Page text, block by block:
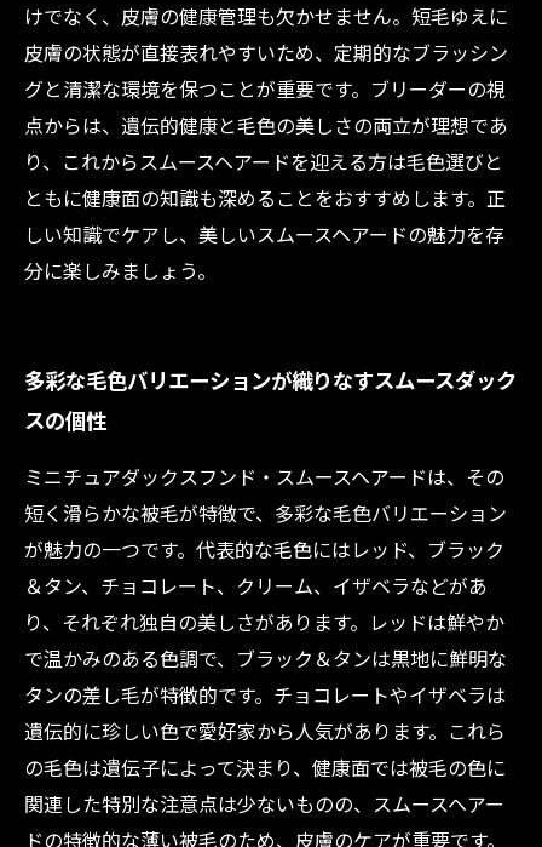
けでなく、皮膚の健康管理も欠かせません。短毛ゆえに
皮膚の状態が直接表れやすいため、定期的なブラッシン
グと清潔な環境を保つことが重要です。ブリーダーの視
点からは、遺伝的健康と毛色の美しさの両立が理想であ
り、これからスムースヘアードを迎える方は毛色選びと
ともに健康面の知識も深めることをおすすめします。正
しい知識でケアし、美しいスムースヘアードの魅力を存
分に楽しみましょう。
多彩な毛色バリエーションが織りなすスムースダック
スの個性
ミニチュアダックスフンド・スムースヘアードは、その
短く滑らかな被毛が特徴で、多彩な毛色バリエーション
が魅力の一つです。代表的な毛色にはレッド、ブラック
＆タン、チョコレート、クリーム、イザベラなどがあ
り、それぞれ独自の美しさがあります。レッドは鮮やか
で温かみのある色調で、ブラック＆タンは黒地に鮮明な
タンの差し毛が特徴的です。チョコレートやイザベラは
遺伝的に珍しい色で愛好家から人気があります。これら
の毛色は遺伝子によって決まり、健康面では被毛の色に
関連した特別な注意点は少ないものの、スムースヘアー
ドの特徴的な薄い被毛のため、皮膚のケアが重要です。